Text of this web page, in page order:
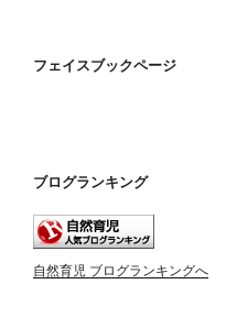
フェイスブックページ
ブログランキング
自然育児 ブログランキングへ